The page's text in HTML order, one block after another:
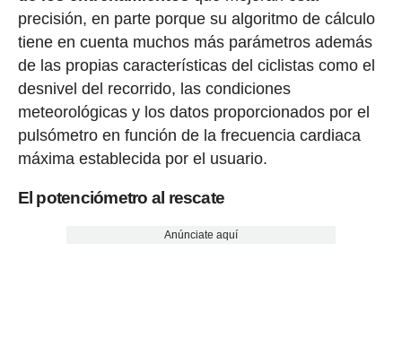
precisión, en parte porque su algoritmo de cálculo
tiene en cuenta muchos más parámetros además
de las propias características del ciclistas como el
desnivel del recorrido, las condiciones
meteorológicas y los datos proporcionados por el
pulsómetro en función de la frecuencia cardiaca
máxima establecida por el usuario.
El potenciómetro al rescate
Anúnciate aquí